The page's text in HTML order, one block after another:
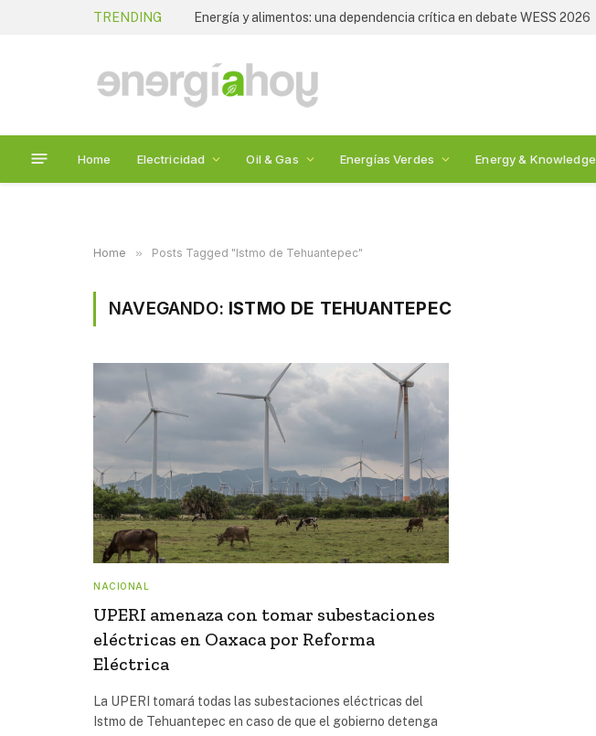
TRENDING Energía y alimentos: una dependencia crítica en debate WESS 2026
Home Electricidad Oil & Gas Energías Verdes Energy & Knowledge
Home » Posts Tagged "Istmo de Tehuantepec"
NAVEGANDO: ISTMO DE TEHUANTEPEC
NACIONAL
UPERI amenaza con tomar subestaciones
eléctricas en Oaxaca por Reforma
Eléctrica
La UPERI tomará todas las subestaciones eléctricas del
Istmo de Tehuantepec en caso de que el gobierno detenga